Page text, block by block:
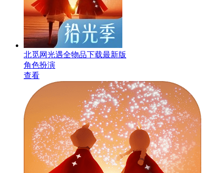
北觅网光遇全物品下载最新版
角色扮演
查看